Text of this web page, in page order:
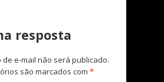
resposta
e-mail não será publicado.
são marcados com *